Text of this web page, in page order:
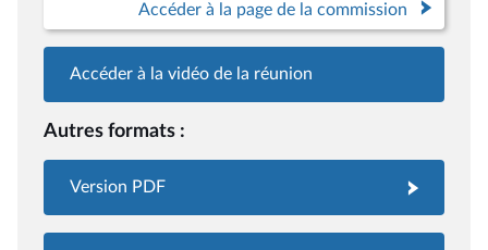
Accéder à la page de la commission
Accéder à la vidéo de la réunion
Autres formats :
Version PDF